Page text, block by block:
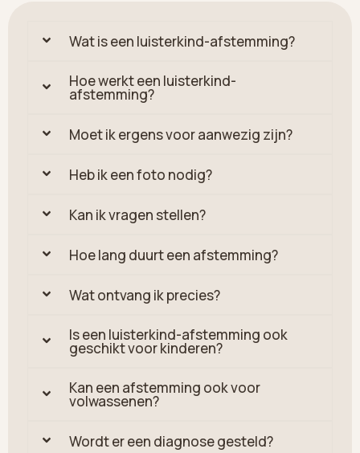
Wat is een luisterkind-afstemming?
Hoe werkt een luisterkind-
afstemming?
Moet ik ergens voor aanwezig zijn?
Heb ik een foto nodig?
Kan ik vragen stellen?
Hoe lang duurt een afstemming?
Wat ontvang ik precies?
Is een luisterkind-afstemming ook
geschikt voor kinderen?
Kan een afstemming ook voor
volwassenen?
Wordt er een diagnose gesteld?